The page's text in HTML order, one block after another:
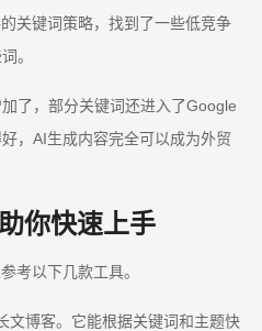
关键词策略，找到了一些低竞争
。
了，部分关键词还进入了Google
，AI生成内容完全可以成为外贸
你快速上手
考以下几款工具。
文博客。它能根据关键词和主题快